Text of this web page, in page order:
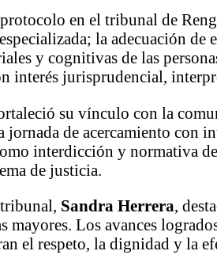
en el tribunal de
la adecuación
y cognitivas de las
interés jurisprudencial,
su vínculo con la
jornada de acercamiento con
interdicción y normativa
de justicia.
Sandra Herrera,
mayores. Los avances
el respeto, la dignidad y la